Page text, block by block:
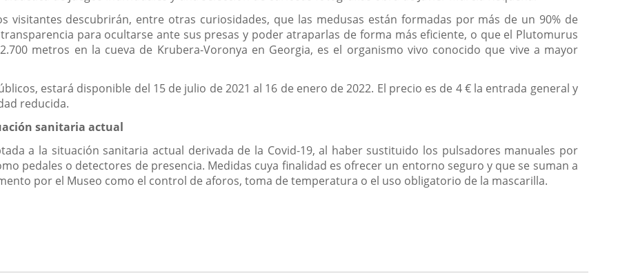
visitantes descubrirán, entre otras curiosidades, que las medusas están formadas por más de un 90% de
para ocultarse ante sus presas y poder atraparlas de forma más eficiente, o que el Plutomurus
metros en la cueva de Krubera-Voronya en Georgia, es el organismo vivo conocido que vive a mayor
estará disponible del 15 de julio de 2021 al 16 de enero de 2022. El precio es de 4 € la entrada general y
reducida.
sanitaria actual
a la situación sanitaria actual derivada de la Covid-19, al haber sustituido los pulsadores manuales por
pedales o detectores de presencia. Medidas cuya finalidad es ofrecer un entorno seguro y que se suman a
por el Museo como el control de aforos, toma de temperatura o el uso obligatorio de la mascarilla.